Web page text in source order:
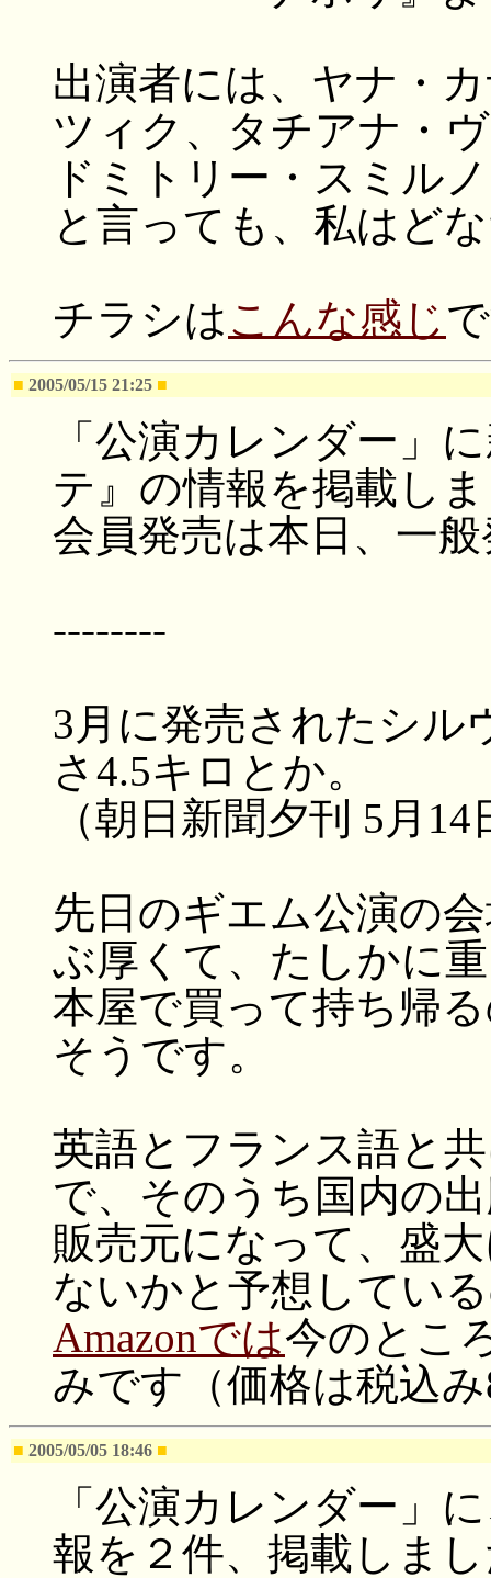
出演者には、ヤナ・
ツィク、タチアナ・
ドミトリー・スミル
と言っても、私はど
チラシはこんな感じ
■ 2005/05/15 21:25 ■
「公演カレンダー」
テ』の情報を掲載し
会員発売は本日、一
--------
3月に発売されたシル
さ4.5キロとか。
（朝日新聞夕刊 5月
先日のギエム公演の
ぶ厚くて、たしかに
本屋で買って持ち帰
そうです。
英語とフランス語と
で、そのうち国内の
販売元になって、盛
ないかと予想してい
Amazonでは今のとこ
みです（価格は税込
■ 2005/05/05 18:46 ■
「公演カレンダー」
報を２件、掲載しま